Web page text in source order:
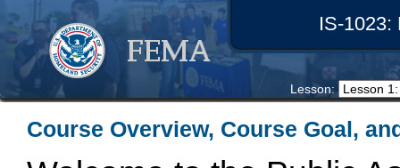
Lesson:
IS-1023: